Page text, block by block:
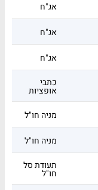
אג"ח
אג"ח
אג"ח
כתבי
אופציות
מניה חו"ל
מניה חו"ל
תעודת סל
חו"ל